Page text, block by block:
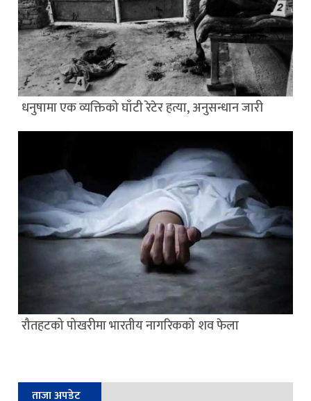
धनुषामा एक व्यक्तिको घाँटी रेटेर हत्या, अनुसन्धान जारी
रौतहटको पोखरीमा भारतीय नागरिकको शव फेला
ताजा अपडेट